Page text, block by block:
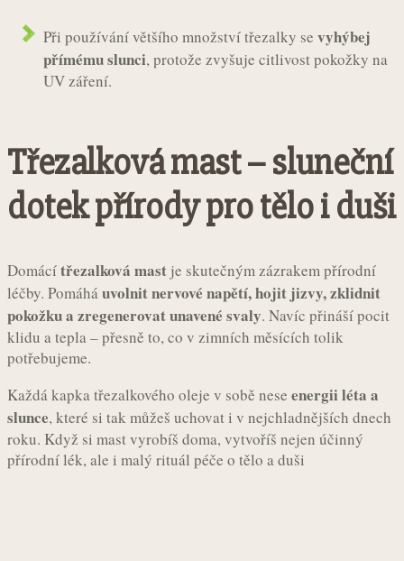
Při používání většího množství třezalky se vyhýbej
přímému slunci, protože zvyšuje citlivost pokožky na
UV záření.
Třezalková mast – sluneční
dotek přírody pro tělo i duši
Domácítřezalková mast je skutečným zázrakem přírodní
léčby. Pomáháuvolnit nervové napětí, hojit jizvy, zklidnit
pokožku a zregenerovat unavené svaly. Navíc přináší pocit
klidu a tepla – přesně to, co v zimních měsících tolik
potřebujeme.
Každá kapka třezalkového oleje v sobě nese energii léta a
slunce, které si tak můžeš uchovat i v nejchladnějších dnech
roku. Když si mast vyrobíš doma, vytvoříš nejen účinný
přírodní lék, ale i malý rituál péče o tělo a duši